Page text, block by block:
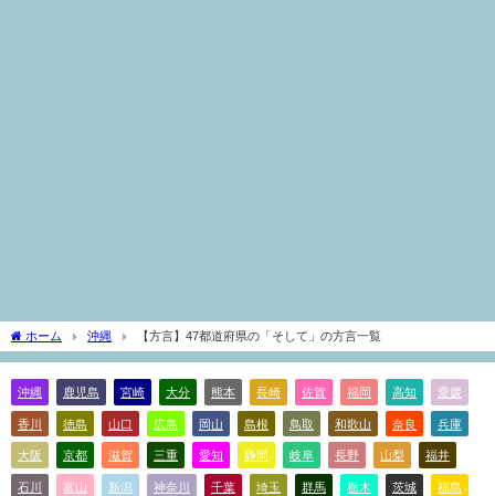
ホーム 沖縄 【方言】47都道府県の「そして」の方言一覧
沖縄 鹿児島 宮崎 大分 熊本 長崎 佐賀 福岡 高知 愛媛
香川 徳島 山口 広島 岡山 島根 鳥取 和歌山 奈良 兵庫
大阪 京都 滋賀 三重 愛知 静岡 岐阜 長野 山梨 福井
石川 富山 新潟 神奈川 千葉 埼玉 群馬 栃木 茨城 福島